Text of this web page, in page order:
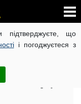
підтверджуєте, що
і погоджуєтеся з
В УКРАЇНІ
НА РУССКОМ
на вітер, у